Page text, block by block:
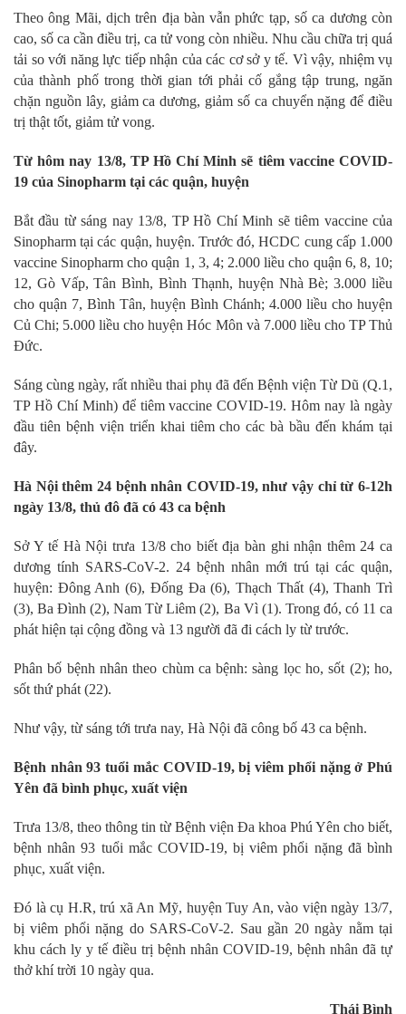
Theo ông Mãi, dịch trên địa bàn vẫn phức tạp, số ca dương còn
cao, số ca cần điều trị, ca tử vong còn nhiều. Nhu cầu chữa trị quá
tải so với năng lực tiếp nhận của các cơ sở y tế. Vì vậy, nhiệm vụ
của thành phố trong thời gian tới phải cố gắng tập trung, ngăn
chặn nguồn lây, giảm ca dương, giảm số ca chuyển nặng để điều
trị thật tốt, giảm tử vong.
Từ hôm nay 13/8, TP Hồ Chí Minh sẽ tiêm vaccine COVID-
19 của Sinopharm tại các quận, huyện
Bắt đầu từ sáng nay 13/8, TP Hồ Chí Minh sẽ tiêm vaccine của
Sinopharm tại các quận, huyện. Trước đó, HCDC cung cấp 1.000
vaccine Sinopharm cho quận 1, 3, 4; 2.000 liều cho quận 6, 8, 10;
12, Gò Vấp, Tân Bình, Bình Thạnh, huyện Nhà Bè; 3.000 liều
cho quận 7, Bình Tân, huyện Bình Chánh; 4.000 liều cho huyện
Củ Chi; 5.000 liều cho huyện Hóc Môn và 7.000 liều cho TP Thủ
Đức.
Sáng cùng ngày, rất nhiều thai phụ đã đến Bệnh viện Từ Dũ (Q.1,
TP Hồ Chí Minh) để tiêm vaccine COVID-19. Hôm nay là ngày
đầu tiên bệnh viện triển khai tiêm cho các bà bầu đến khám tại
đây.
Hà Nội thêm 24 bệnh nhân COVID-19, như vậy chỉ từ 6-12h
ngày 13/8, thủ đô đã có 43 ca bệnh
Sở Y tế Hà Nội trưa 13/8 cho biết địa bàn ghi nhận thêm 24 ca
dương tính SARS-CoV-2. 24 bệnh nhân mới trú tại các quận,
huyện: Đông Anh (6), Đống Đa (6), Thạch Thất (4), Thanh Trì
(3), Ba Đình (2), Nam Từ Liêm (2), Ba Vì (1). Trong đó, có 11 ca
phát hiện tại cộng đồng và 13 người đã đi cách ly từ trước.
Phân bố bệnh nhân theo chùm ca bệnh: sàng lọc ho, sốt (2); ho,
sốt thứ phát (22).
Như vậy, từ sáng tới trưa nay, Hà Nội đã công bố 43 ca bệnh.
Bệnh nhân 93 tuổi mắc COVID-19, bị viêm phổi nặng ở Phú
Yên đã bình phục, xuất viện
Trưa 13/8, theo thông tin từ Bệnh viện Đa khoa Phú Yên cho biết,
bệnh nhân 93 tuổi mắc COVID-19, bị viêm phổi nặng đã bình
phục, xuất viện.
Đó là cụ H.R, trú xã An Mỹ, huyện Tuy An, vào viện ngày 13/7,
bị viêm phổi nặng do SARS-CoV-2. Sau gần 20 ngày nằm tại
khu cách ly y tế điều trị bệnh nhân COVID-19, bệnh nhân đã tự
thở khí trời 10 ngày qua.
Thái Bình